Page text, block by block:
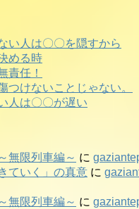
い人は〇〇を隠すから
める時
責任！
つけないことじゃない。
人は〇〇が遅い
無限列車編～ に
ていく」の真意 に
無限列車編～ に